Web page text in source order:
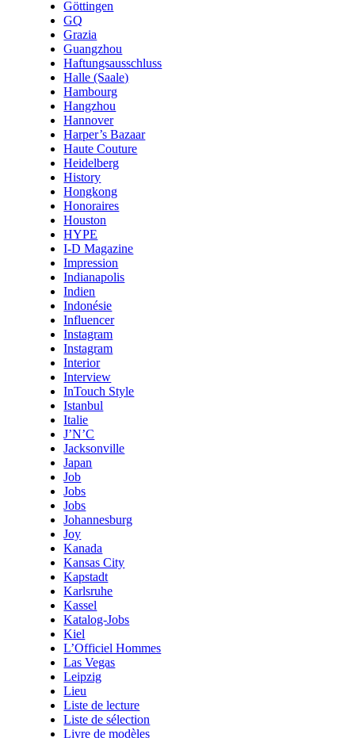
Göttingen
GQ
Grazia
Guangzhou
Haftungsausschluss
Halle (Saale)
Hambourg
Hangzhou
Hannover
Harper’s Bazaar
Haute Couture
Heidelberg
History
Hongkong
Honoraires
Houston
HYPE
I-D Magazine
Impression
Indianapolis
Indien
Indonésie
Influencer
Instagram
Instagram
Interior
Interview
InTouch Style
Istanbul
Italie
J’N’C
Jacksonville
Japan
Job
Jobs
Jobs
Johannesburg
Joy
Kanada
Kansas City
Kapstadt
Karlsruhe
Kassel
Katalog-Jobs
Kiel
L’Officiel Hommes
Las Vegas
Leipzig
Lieu
Liste de lecture
Liste de sélection
Livre de modèles